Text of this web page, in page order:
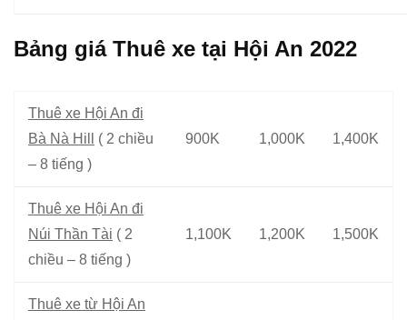
Bảng giá Thuê xe tại Hội An 2022
Thuê xe Hội An đi
Bà Nà Hill
( 2 chiều
– 8 tiếng )
900K 1,000K 1,400K
Thuê xe Hội An đi
Núi Thần Tài ( 2
chiều – 8 tiếng )
1,100K 1,200K 1,500K
Thuê xe từ Hội An